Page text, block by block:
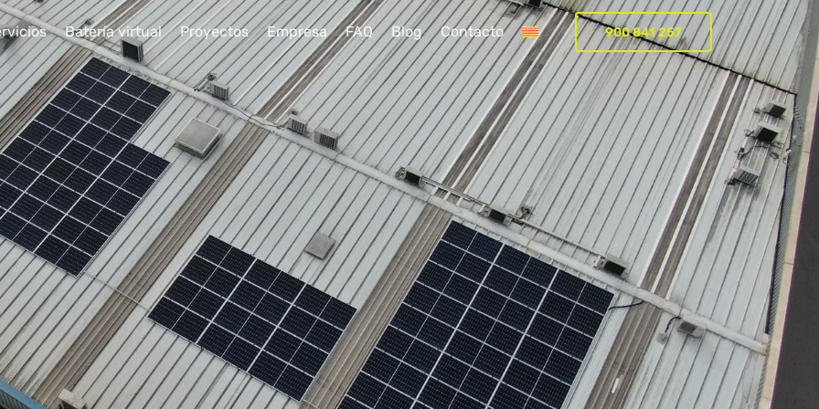
Batería virtual Proyectos Empresa FAQ Blog Contacto 900 841 257